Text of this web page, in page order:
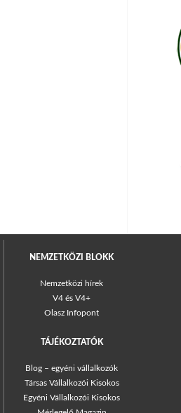
NEMZETKÖZI BLOKK
Nemzetközi hírek
V4 és V4+
Olasz Infopont
TÁJÉKOZTATÓK
Blog – egyéni vállalkozók
Társas Vállalkozói Kisokos
Egyéni Vállalkozói Kisokos